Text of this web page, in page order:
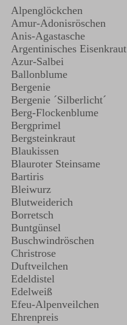
Alpenglöckchen
Amur-Adonisröschen
Anis-Agastasche
Argentinisches Eisenkraut
Azur-Salbei
Ballonblume
Bergenie
Bergenie ´Silberlicht´
Berg-Flockenblume
Bergprimel
Bergsteinkraut
Blaukissen
Blauroter Steinsame
Bartiris
Bleiwurz
Blutweiderich
Borretsch
Buntgünsel
Buschwindröschen
Christrose
Duftveilchen
Edeldistel
Edelweiß
Efeu-Alpenveilchen
Ehrenpreis